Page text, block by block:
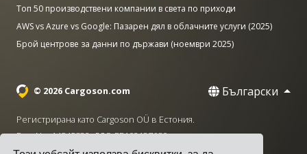
Топ 50 производствени компании в света по приходи
AWS vs Azure vs Google: Пазарен дял в облачните услуги (2025)
Брой центрове за данни по държави (ноември 2025)
© 2026 Cargoson.com Български
Регистрирана като Cargoson OÜ в Естония.
Рег. No: 14545832. ДДС: EE102137680.